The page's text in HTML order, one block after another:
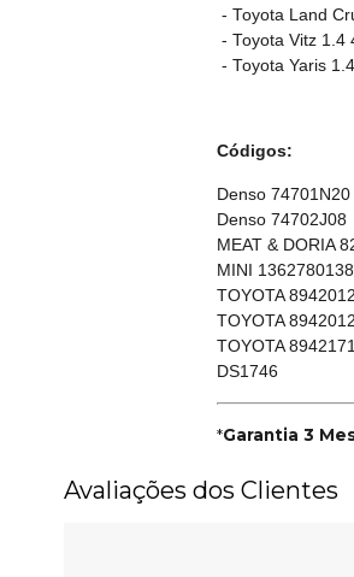
- Toyota Land
- Toyota Vitz 1.4
- Toyota Yaris
Códigos:
Denso 74701N20
Denso 74702J08
MEAT & DORIA
MINI
TOYOTA
TOYOTA
TOYOTA
DS1746
*Garantia 3
Avaliações dos Clientes